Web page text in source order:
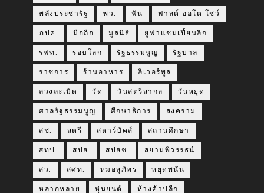
พลังประชารัฐ พว. ฟัน ฟาสต์ ออโต โชว์
ภปค. มือถือ มูลนิธิ ยูฟ่าแชมเปี้ยนลีก
รฟท. รอบโลก รัฐธรรมนูญ รัฐบาล
ราชการ ร้านอาหาร ลิเวอร์พูล
ล่วงละเมิด วัด วันสตรีสากล วันหยุด
ศาลรัฐธรรมนูญ ศึกษาธิการ สงคราม
สช. สตรี สตาร์บัคส์ สถานศึกษา
สทป. สปส. สปสช. สยามพิวรรธน์
สว. สศท. หมอสุภัทร หยุดพนัน
หลากหลาย หุ่นยนต์ ห้างค้าปลีก